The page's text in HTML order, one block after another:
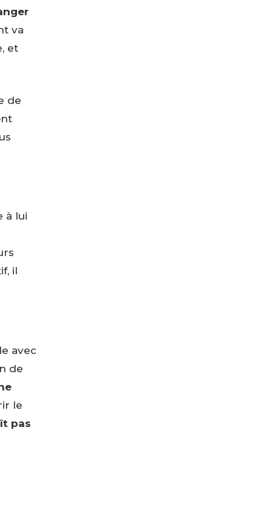
va
et
de
à lui
il
avec
de
le
pas